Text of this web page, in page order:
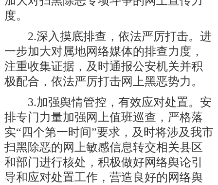
度。
2.深入摸底排查，依法严厉打击。进
一步加大对属地网络媒体的排查力度，
注重收集证据，及时通报公安机关并积
极配合 ， 依法严厉打击网上黑恶势力。
3.加强舆情管控，有效应对处置。安
排专门力量加强网上值班巡查，严格落
实“四个第一时间”要求，及时将涉及我市
扫黑除恶的网上敏感信息转交相关县区
和部门进行核处，积极做好网络舆论引
导和应对处置工作，营造良好的网络舆